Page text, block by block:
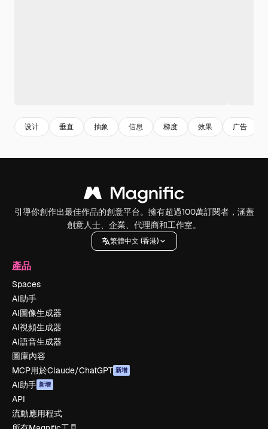
设计 垂直 抽象 信息 梯度 效果 广告
引導你創作出最佳作品的創意平台。擁有超過100萬訂閱者，涵蓋
創意人士、企業、代理商和工作室。
繁體中文 (香港)
產品
Spaces
AI助手
AI圖像生成器
AI視頻生成器
AI語音生成器
圖庫內容
MCP用於Claude/ChatGPT 新增
AI助手 新增
API
流動應用程式